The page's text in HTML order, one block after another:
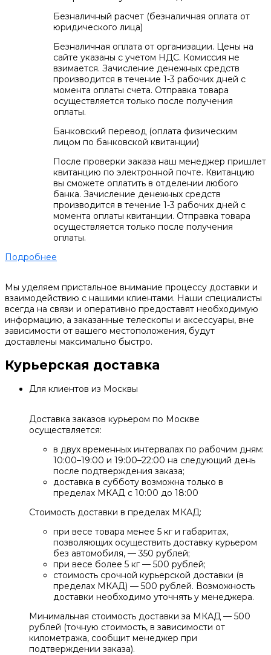
Безналичный расчет (безналичная оплата от
юридического лица)
Безналичная оплата от организации. Цены на
сайте указаны с учетом НДС. Комиссия не
взимается. Зачисление денежных средств
производится в течение 1-3 рабочих дней с
момента оплаты счета. Отправка товара
осуществляется только после получения
оплаты.
Банковский перевод (оплата физическим
лицом по банковской квитанции)
После проверки заказа наш менеджер пришлет
квитанцию по электронной почте. Квитанцию
вы сможете оплатить в отделении любого
банка. Зачисление денежных средств
производится в течение 1-3 рабочих дней с
момента оплаты квитанции. Отправка товара
осуществляется только после получения
оплаты.
Подробнее
Мы уделяем пристальное внимание процессу доставки и
взаимодействию с нашими клиентами. Наши специалисты
всегда на связи и оперативно предоставят необходимую
информацию, а заказанные телескопы и аксессуары, вне
зависимости от вашего местоположения, будут
доставлены максимально быстро.
Курьерская доставка
Для клиентов из Москвы
Доставка заказов курьером по Москве
осуществляется:
в двух временных интервалах по рабочим дням:
10:00–19:00 и 19:00–22:00 на следующий день
после подтверждения заказа;
доставка в субботу возможна только в
пределах МКАД с 10:00 до 18:00
Стоимость доставки в пределах МКАД:
при весе товара менее 5 кг и габаритах,
позволяющих осуществить доставку курьером
без автомобиля, — 350 рублей;
при весе более 5 кг — 500 рублей;
стоимость срочной курьерской доставки (в
пределах МКАД) — 500 рублей. Возможность
доставки необходимо уточнять у менеджера.
Минимальная стоимость доставки за МКАД — 500
рублей (точную стоимость, в зависимости от
километража, сообщит менеджер при
подтверждении заказа).